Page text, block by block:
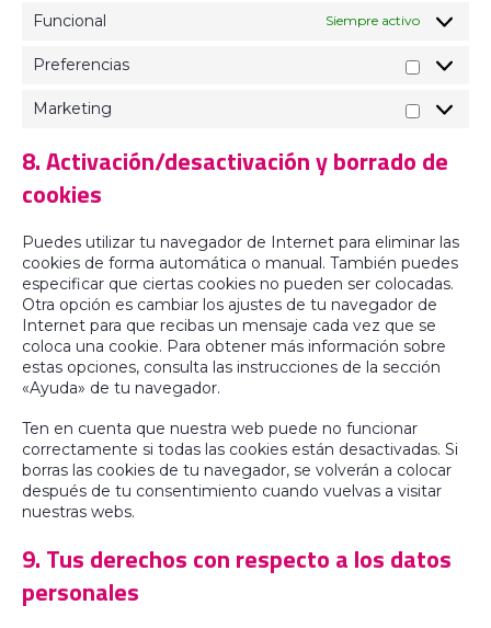
Funcional Siempre activo
Preferencias
Marketing
8. Activación/desactivación y borrado de
cookies
Puedes utilizar tu navegador de Internet para eliminar las
cookies de forma automática o manual. También puedes
especificar que ciertas cookies no pueden ser colocadas.
Otra opción es cambiar los ajustes de tu navegador de
Internet para que recibas un mensaje cada vez que se
coloca una cookie. Para obtener más información sobre
estas opciones, consulta las instrucciones de la sección
«Ayuda» de tu navegador.
Ten en cuenta que nuestra web puede no funcionar
correctamente si todas las cookies están desactivadas. Si
borras las cookies de tu navegador, se volverán a colocar
después de tu consentimiento cuando vuelvas a visitar
nuestras webs.
9. Tus derechos con respecto a los datos
personales